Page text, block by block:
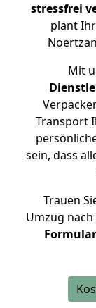
stressfrei
plant
Mit
Transport
sein, dass
Trauen
Umzug